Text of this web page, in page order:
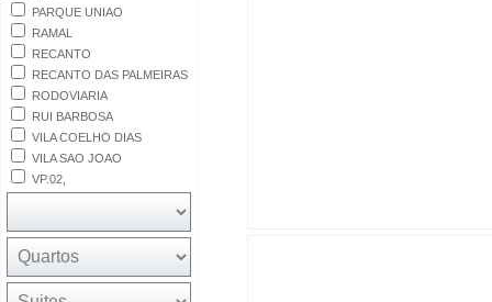
PARQUE UNIAO
RAMAL
RECANTO
RECANTO DAS PALMEIRAS
RODOVIARIA
RUI BARBOSA
VILA COELHO DIAS
VILA SAO JOAO
VP.02,